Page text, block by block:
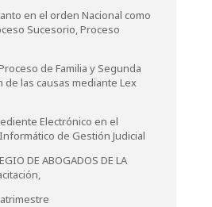
en el orden Nacional como
Sucesorio, Proceso
de Familia y Segunda
de las causas mediante Lex
Electrónico en el
de Gestión Judicial
DE ABOGADOS DE LA